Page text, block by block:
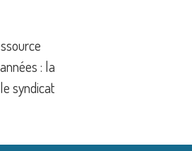
: la
syndicat